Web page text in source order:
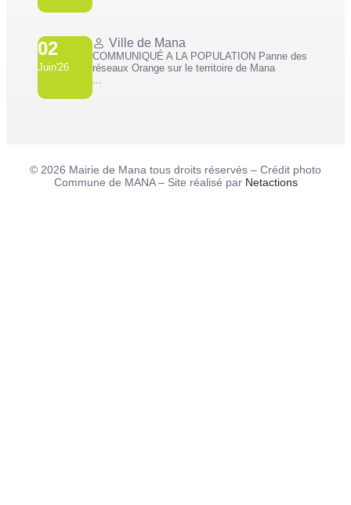
02
Juin'26
Ville de Mana
COMMUNIQUÉ A LA POPULATION Panne des
réseaux Orange sur le territoire de Mana
...
© 2026 Mairie de Mana tous droits réservés – Crédit photo
Commune de MANA – Site réalisé par Netactions